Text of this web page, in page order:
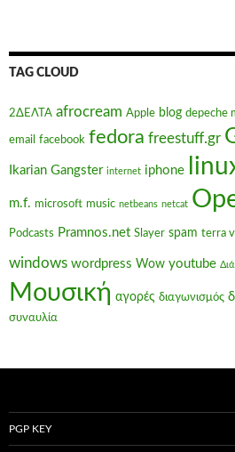
TAG CLOUD
2ΔΕΛΤΑ afrocream Apple blog depeche
email facebook fedora freestuff.gr
Ikarian Gangster internet iphone
m.f. microsoft music netbeans netcat
Podcasts Pramnos.net Slayer spam terra
windows wordpress Wow youtube
Μουσική αγορές διαγωνισμός
συναυλία
PGP KEY